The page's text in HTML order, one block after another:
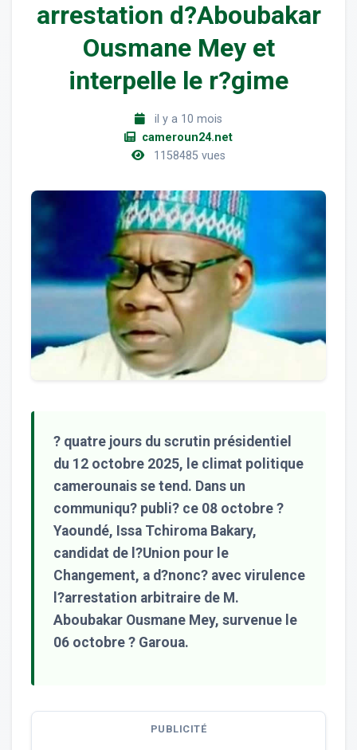
arrestation d?Aboubakar
Ousmane Mey et
interpelle le r?gime
il y a 10 mois
cameroun24.net
1158485 vues
? quatre jours du scrutin présidentiel
du 12 octobre 2025, le climat politique
camerounais se tend. Dans un
communiqu? publi? ce 08 octobre ?
Yaoundé, Issa Tchiroma Bakary,
candidat de l?Union pour le
Changement, a d?nonc? avec virulence
l?arrestation arbitraire de M.
Aboubakar Ousmane Mey, survenue le
06 octobre ? Garoua.
PUBLICITÉ